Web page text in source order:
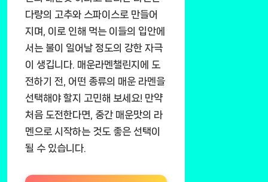
다량의 고추와 스파이스로 만들어
지며, 이로 인해 먹는 이들의 입안에
서는 불이 일어날 정도의 강한 자극
이 생깁니다. 매운라멘챌린지에 도
전하기 전, 어떤 종류의 매운 라멘을
선택해야 할지 고민해 보세요! 만약
처음 도전한다면, 중간 매운맛의 라
멘으로 시작하는 것도 좋은 선택이
될 수 있습니다.